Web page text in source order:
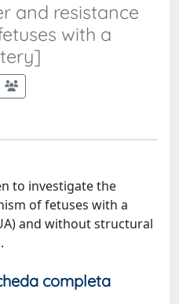
and resistance
with a
to investigate the
of fetuses with a
and without structural
completa